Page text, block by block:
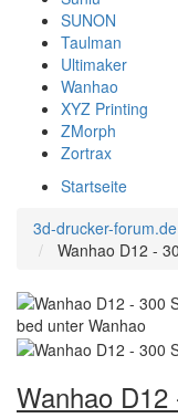
SUNON
Taulman
Ultimaker
Wanhao
XYZ Printing
ZMorph
Zortrax
Startseite
3d-drucker-forum.de
Wanhao D12 -
Wanhao